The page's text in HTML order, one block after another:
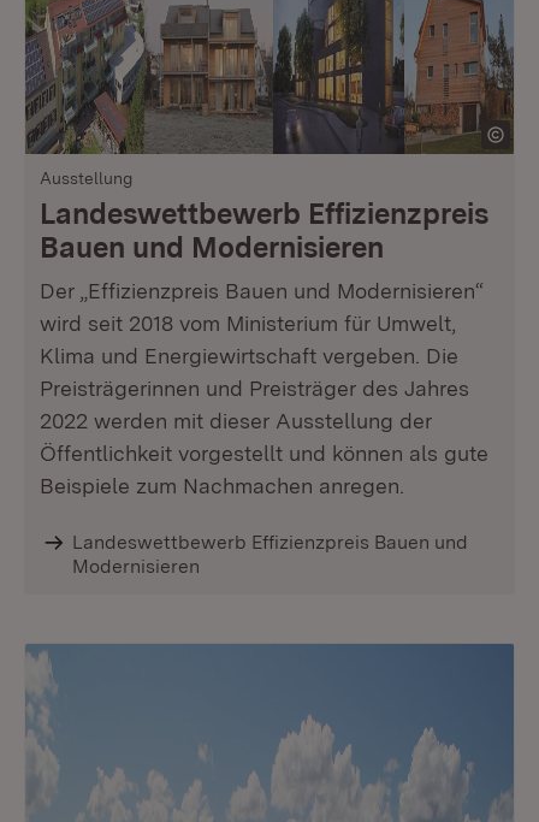
Ausstellung
Landeswettbewerb Effizienzpreis
Bauen und Modernisieren
Der „Effizienzpreis Bauen und Modernisieren“
wird seit 2018 vom Ministerium für Umwelt,
Klima und Energiewirtschaft vergeben. Die
Preisträgerinnen und Preisträger des Jahres
2022 werden mit dieser Ausstellung der
Öffentlichkeit vorgestellt und können als gute
Beispiele zum Nachmachen anregen.
Landeswettbewerb Effizienzpreis Bauen und
Modernisieren